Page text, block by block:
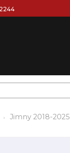
Jimny 2018-2025